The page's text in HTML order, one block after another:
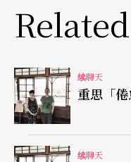
对应到原住民同祖
这个幻肢的状态因
代性冲击的范畴里，
识的精神性。所以当
的树干，大概是他上
体还要大许多，加上
续聊天
重思「倦
续聊天